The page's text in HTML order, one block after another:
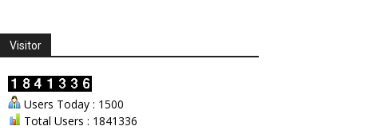
Visitor
Users Today : 1500
Total Users : 1841336